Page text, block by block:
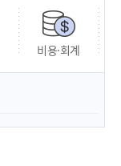
비용·회계